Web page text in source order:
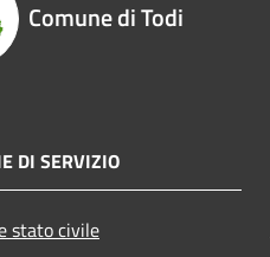
Comune di Todi
DI SERVIZIO
stato civile